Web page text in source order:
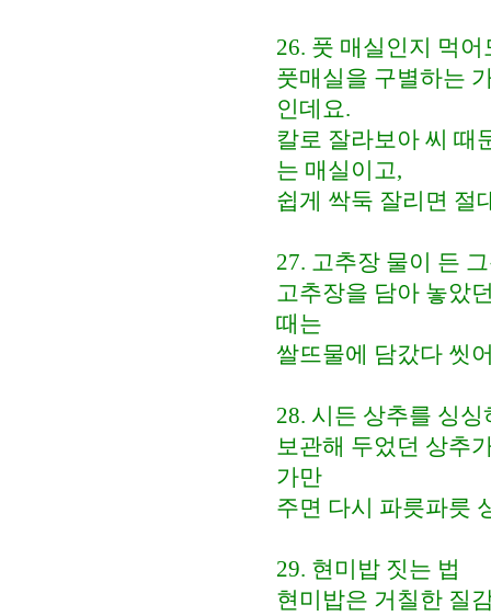
26. 풋 매실인지 먹
풋매실을 구별하는
인데요.
칼로 잘라보아 씨 때
는 매실이고,
쉽게 싹둑 잘리면 절
27. 고추장 물이 든
고추장을 담아 놓았
때는
쌀뜨물에 담갔다 씻
28. 시든 상추를 싱
보관해 두었던 상추
가만
주면 다시 파릇파릇
29. 현미밥 짓는 법
현미밥은 거칠한 질